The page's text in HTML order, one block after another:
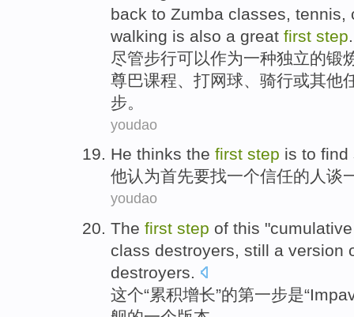
back to Zumba classes tennis
walking is also a great first step
尽管步行可以作为一种独立的锻
尊巴课程 打网球 骑行或其他
步。
youdao
He thinks the first step is to find
他认为首先要找一个信任的人谈
youdao
The first step of this "cumulative
class destroyers, still a version
destroyers.
这个“累积增长”的第一步是“